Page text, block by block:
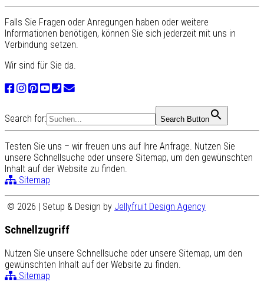
Falls Sie Fragen oder Anregungen haben oder weitere
Informationen benötigen, können Sie sich jederzeit mit uns in
Verbindung setzen.
Wir sind für Sie da.
Search for: Search Button
Testen Sie uns – wir freuen uns auf Ihre Anfrage. Nutzen Sie
unsere Schnellsuche oder unsere Sitemap, um den gewünschten
Inhalt auf der Website zu finden.
Sitemap
© 2026 | Setup & Design by Jellyfruit Design Agency
Schnellzugriff
Nutzen Sie unsere Schnellsuche oder unsere Sitemap, um den
gewünschten Inhalt auf der Website zu finden.
Sitemap